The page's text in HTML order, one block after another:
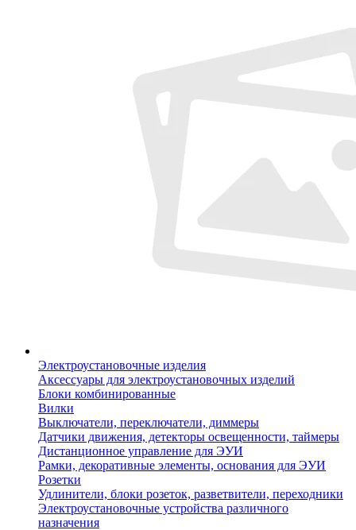
Электроустановочные изделия
Аксессуары для электроустановочных изделий
Блоки комбинированные
Вилки
Выключатели, переключатели, диммеры
Датчики движения, детекторы освещенности, таймеры
Дистанционное управление для ЭУИ
Рамки, декоративные элементы, основания для ЭУИ
Розетки
Удлинители, блоки розеток, разветвители, переходники
Электроустановочные устройства различного
назначения